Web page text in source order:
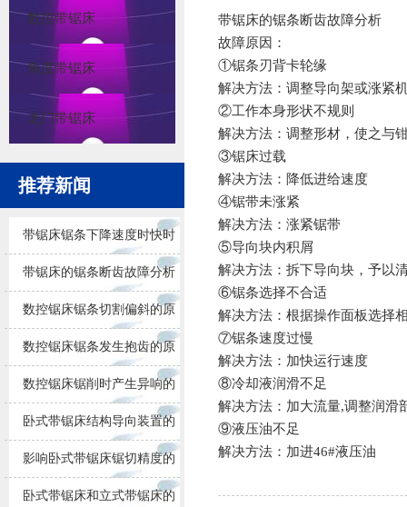
数控带锯床
角度带锯床
龙门带锯床
推荐新闻
带锯床锯条下降速度时快时
慢怎么办
带锯床的锯条断齿故障分析
数控锯床锯条切割偏斜的原
因
数控锯床锯条发生抱齿的原
因
数控锯床锯削时产生异响的
原因
卧式带锯床结构导向装置的
重要作用
影响卧式带锯床锯切精度的
因素
卧式带锯床和立式带锯床的
带锯床的锯条断齿故障分析
故障原因：
①锯条刃背卡轮缘
解决方法：调整导向架或涨紧
②工作本身形状不规则
解决方法：调整形材，使之与
③锯床过载
解决方法：降低进给速度
④锯带未涨紧
解决方法：涨紧锯带
⑤导向块内积屑
解决方法：拆下导向块，予以
⑥锯条选择不合适
解决方法：根据操作面板选择
⑦锯条速度过慢
解决方法：加快运行速度
⑧冷却液润滑不足
解决方法：加大流量,调整润滑
⑨液压油不足
解决方法：加进46#液压油